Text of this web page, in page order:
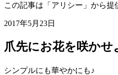
この記事は「アリシー」から
2017年5月23日
爪先にお花を咲か
シンプルにも華やかにも♪